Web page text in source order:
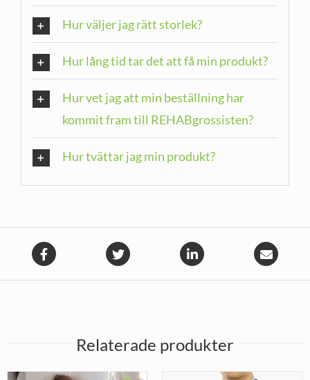
Hur väljer jag rätt storlek?
Hur lång tid tar det att få min produkt?
Hur vet jag att min beställning har
kommit fram till REHABgrossisten?
Hur tvättar jag min produkt?
Relaterade produkter